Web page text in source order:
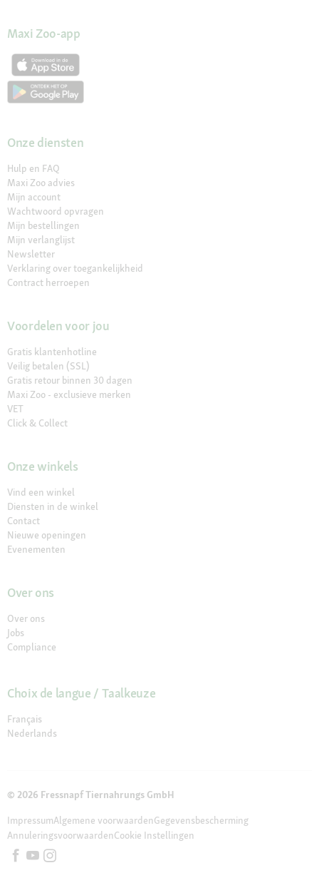
Maxi Zoo-app
Onze diensten
Hulp en FAQ
Maxi Zoo advies
Mijn account
Wachtwoord opvragen
Mijn bestellingen
Mijn verlanglijst
Newsletter
Verklaring over toegankelijkheid
Contract herroepen
Voordelen voor jou
Gratis klantenhotline
Veilig betalen (SSL)
Gratis retour binnen 30 dagen
Maxi Zoo - exclusieve merken
VET
Click & Collect
Onze winkels
Vind een winkel
Diensten in de winkel
Contact
Nieuwe openingen
Evenementen
Over ons
Over ons
Jobs
Compliance
Choix de langue / Taalkeuze
Français
Nederlands
© 2026 Fressnapf Tiernahrungs GmbH
ImpressumAlgemene voorwaardenGegevensbescherming
AnnuleringsvoorwaardenCookie Instellingen